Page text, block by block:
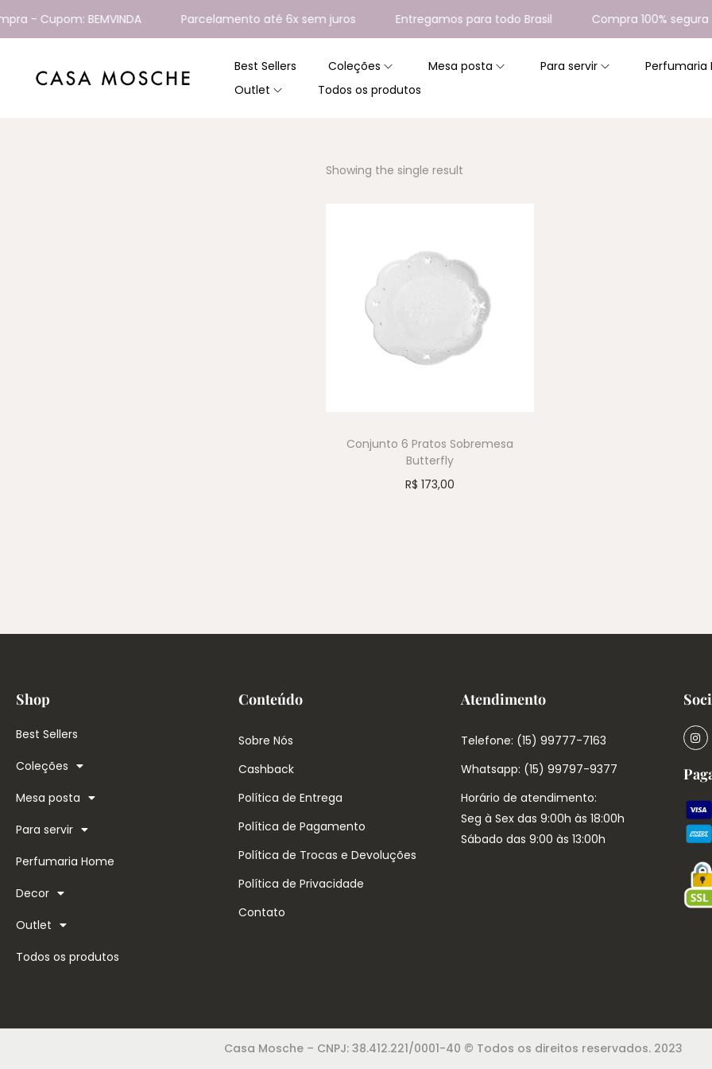
- Cupom: BEMVINDA Parcelamento até 6x sem juros Entregamos para todo Brasil Compra 100% segura
Best Sellers Coleções Mesa posta Para servir
Perfumaria
Outlet
Todos os produtos
Showing the single result
Conjunto 6 Pratos Sobremesa
Butterfly
R$ 173,00
Shop
Best Sellers
Coleções
Mesa posta
Para servir
Perfumaria Home
Decor
Outlet
Todos os produtos
Conteúdo
Sobre Nós
Cashback
Política de Entrega
Política de Pagamento
Política de Trocas e Devoluções
Política de Privacidade
Contato
Atendimento
Telefone: (15) 99777-7163
Whatsapp: (15) 99797-9377
Horário de atendimento:
Seg à Sex das 9:00h às 18:00h
Sábado das 9:00 às 13:00h
Casa Mosche – CNPJ: 38.412.221/0001-40 © Todos os direitos reservados. 2023